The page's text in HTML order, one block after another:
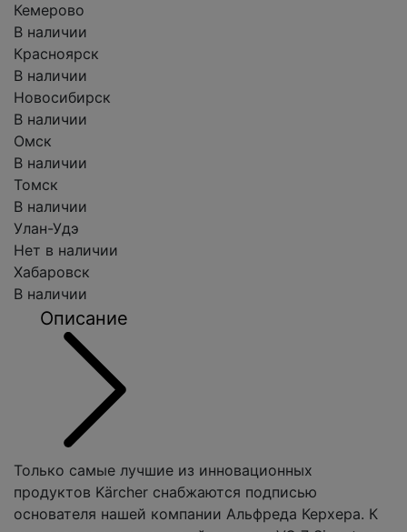
Кемерово
В наличии
Красноярск
В наличии
Новосибирск
В наличии
Омск
В наличии
Томск
В наличии
Улан-Удэ
Нет в наличии
Хабаровск
В наличии
Описание
Только самые лучшие из инновационных
продуктов Kärcher снабжаются подписью
основателя нашей компании Альфреда Керхера. К